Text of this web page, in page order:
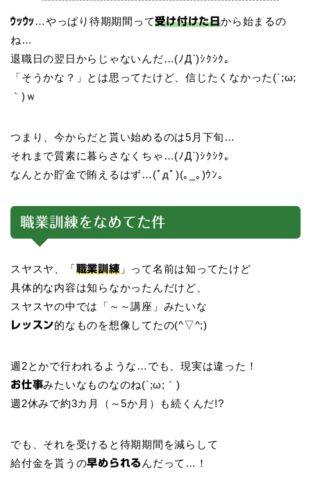
ｳｯｳｯ …やっぱり待期期間って受け付けた日から始まるの
ね…
退職日の翌日からじゃないんだ…(ﾉД`)ｼｸｼｸ。
「そうかな？」とは思ってたけど、信じたくなかった(´;ω;
｀)ｗ
つまり、今からだと貰い始めるのは5月下旬…
それまで質素に暮らさなくちゃ…(ﾉД`)ｼｸｼｸ。
なんとか貯金で賄えるはず…(ﾟдﾟ)(｡_｡)ｳﾝ。
職業訓練をなめてた件
スヤスヤ、「職業訓練」って名前は知ってたけど
具体的な内容は知らなかったんだけど、
スヤスヤの中では「～～講座」みたいな
レッスン的なものを想像してたの(^▽^;)
週2とかで行われるような…でも、現実は違った！
お仕事みたいなものなのね(´;ω;｀)
週2休みで約3カ月（～5か月）も続くんだ!?
でも、それを受けると待期期間を減らして
給付金を貰うの早められる んだって…！